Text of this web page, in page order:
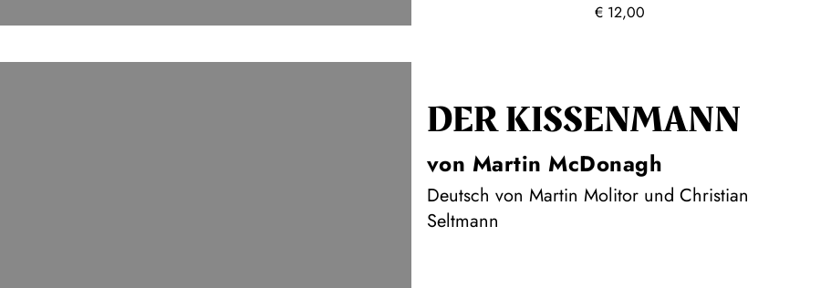
€ 12,00
DER KISSEN­MANN
von Martin McDonagh
Deutsch von Martin Molitor und Christian
Seltmann